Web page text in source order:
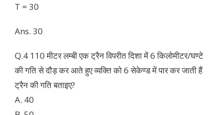
T = 30
Ans. 30
Q.4 110 मीटर लम्बी एक ट्रैन विपरीत दिशा में 6 किलोमीटर/घण्टे
की गति से दौड़ कर आते हुए व्यक्ति को 6 सेकेण्ड में पार कर जाती हैं
ट्रैन की गति बताइए?
A. 40